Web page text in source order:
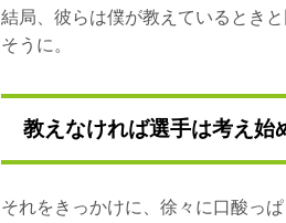
結局、彼らは僕が教えているとき
そうに。
教えなければ選手は考え始
それをきっかけに、徐々に口酸っ